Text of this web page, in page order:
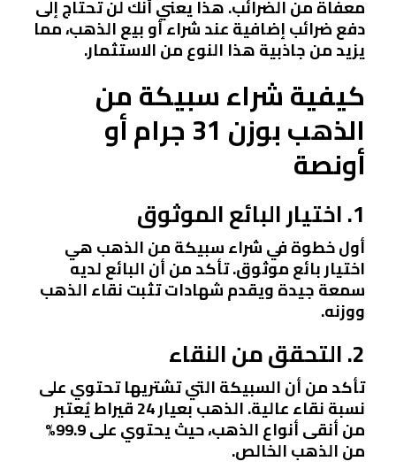
معفاة من الضرائب. هذا يعني أنك لن تحتاج إلى
دفع ضرائب إضافية عند شراء أو بيع الذهب، مما
يزيد من جاذبية هذا النوع من الاستثمار.
كيفية شراء سبيكة من
الذهب بوزن 31 جرام أو
أونصة
1. اختيار البائع الموثوق
أول خطوة في شراء سبيكة من الذهب هي
اختيار بائع موثوق. تأكد من أن البائع لديه
سمعة جيدة ويقدم شهادات تثبت نقاء الذهب
ووزنه.
2. التحقق من النقاء
تأكد من أن السبيكة التي تشتريها تحتوي على
نسبة نقاء عالية. الذهب بعيار 24 قيراط يُعتبر
من أنقى أنواع الذهب، حيث يحتوي على 99.9%
من الذهب الخالص.